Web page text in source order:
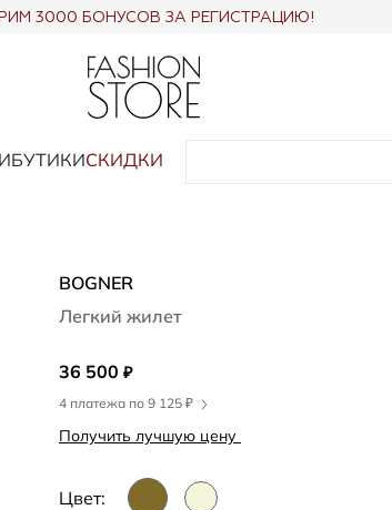
3000 БОНУСОВ ЗА РЕГИСТРАЦИЮ!
БУТИКИСКИДКИ
BOGNER
Легкий жилет
36 500 ₽
4 платежа по 9 125 ₽
Получить лучшую цену
Цвет: